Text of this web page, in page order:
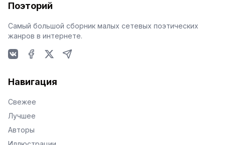
Поэторий
Самый большой сборник малых сетевых поэтических
жанров в интернете.
Навигация
Свежее
Лучшее
Авторы